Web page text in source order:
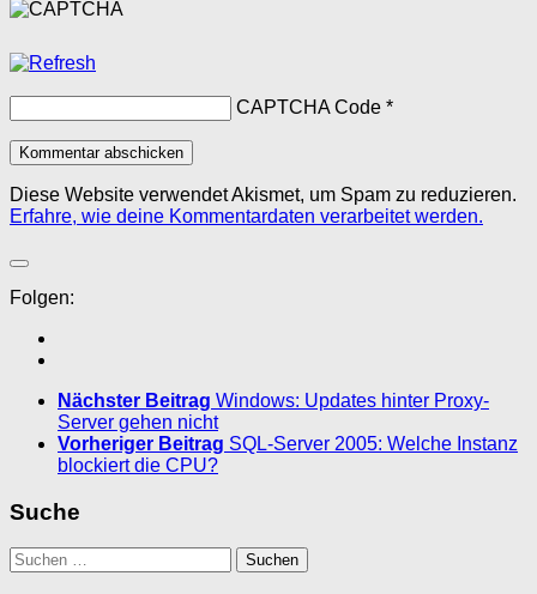
CAPTCHA Code *
Diese Website verwendet Akismet, um Spam zu reduzieren.
Erfahre, wie deine Kommentardaten verarbeitet werden.
Folgen:
Nächster Beitrag Windows: Updates hinter Proxy-
Server gehen nicht
Vorheriger Beitrag SQL-Server 2005: Welche Instanz
blockiert die CPU?
Suche
Suchen
nach: